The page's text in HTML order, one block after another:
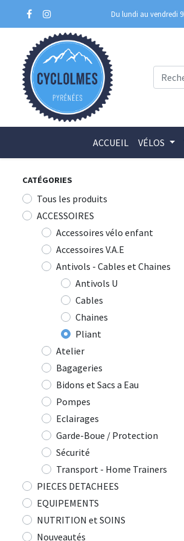
Du lundi au vendredi
ACCUEIL VÉLOS
CATÉGORIES
Tous les produits
ACCESSOIRES
Accessoires vélo enfant
Accessoires V.A.E
Antivols - Cables et Chaines
Antivols U
Cables
Chaines
Pliant
Atelier
Bagageries
Bidons et Sacs a Eau
Pompes
Eclairages
Garde-Boue / Protection
Sécurité
Transport - Home Trainers
PIECES DETACHEES
EQUIPEMENTS
NUTRITION et SOINS
Nouveautés